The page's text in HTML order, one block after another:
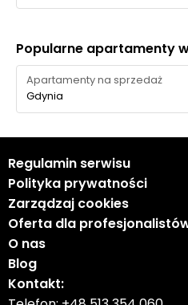
Popularne apartamenty
Apartamenty na sprzedaż
Gdynia
Regulamin serwisu
Polityka prywatności
Zarządzaj cookies
Oferta dla
O nas
Blog
Kontakt: